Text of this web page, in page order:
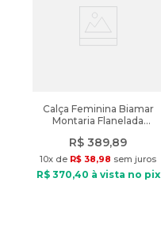
Calça Feminina Biamar
Montaria Flanelada
R$ 389,89
10x de R$ 38,98 sem juros
R$ 370,40 à vista no pix